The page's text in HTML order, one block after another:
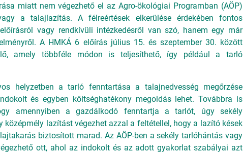
miatt nem végezhető el az Agro-ökológiai Programban (AÖP)
a talajlazítás. A félreértések elkerülése érdekében fontos
vagy rendkívüli intézkedésről van szó, hanem egy már
A HMKÁ 6 előírás július 15. és szeptember 30. között
amely többféle módon is teljesíthető, így például a tarló
helyzetben a tarló fenntartása a talajnedvesség megőrzése
és egyben költséghatékony megoldás lehet. Továbbra is
amennyiben a gazdálkodó fenntartja a tarlót, úgy sekély
lazítást végezhet azzal a feltétellel, hogy a lazító kések
biztosított marad. Az AÖP-ben a sekély tarlóhántás vagy
ott, ahol az indokolt és az adott gyakorlat szabályai azt